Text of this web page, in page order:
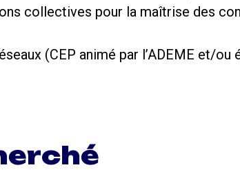
collectives pour la maîtrise des
(CEP animé par l’ADEME et/ou